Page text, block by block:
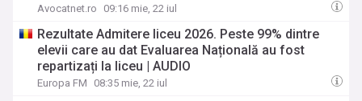
Avocatnet.ro 09:16 mie, 22 iul
Rezultate Admitere liceu 2026. Peste 99% dintre
elevii care au dat Evaluarea Națională au fost
repartizați la liceu | AUDIO
Europa FM 08:35 mie, 22 iul